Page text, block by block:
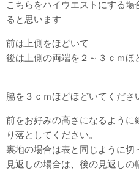
こちらをハイウエストにする
ると思います
前は上側をほどいて
後は上側の両端を２～３ｃｍほ
脇を３ｃｍほどほどいてくださ
前をお好みの高さになるよう
り落としてください。
裏地の場合は表と同じように切
見返しの場合は、後の見返し